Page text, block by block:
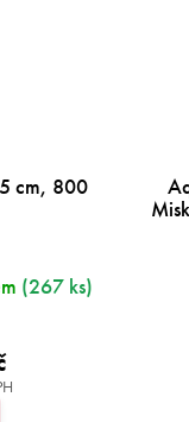
cm, 800
(267 ks)